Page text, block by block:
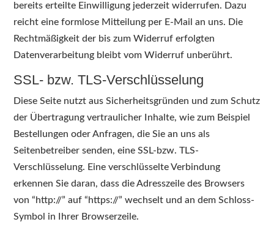
bereits erteilte Einwilligung jederzeit widerrufen. Dazu
reicht eine formlose Mitteilung per E-Mail an uns. Die
Rechtmäßigkeit der bis zum Widerruf erfolgten
Datenverarbeitung bleibt vom Widerruf unberührt.
SSL- bzw. TLS-Verschlüsselung
Diese Seite nutzt aus Sicherheitsgründen und zum Schutz
der Übertragung vertraulicher Inhalte, wie zum Beispiel
Bestellungen oder Anfragen, die Sie an uns als
Seitenbetreiber senden, eine SSL-bzw. TLS-
Verschlüsselung. Eine verschlüsselte Verbindung
erkennen Sie daran, dass die Adresszeile des Browsers
von “http://” auf “https://” wechselt und an dem Schloss-
Symbol in Ihrer Browserzeile.